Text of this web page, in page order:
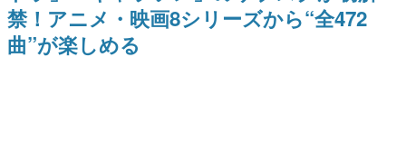
きます。
赫本
この物語を解いてはいけない。『赫本』は、〈試験問題〉
禁！アニメ・映画8シリーズから“全472
曲”が楽しめる